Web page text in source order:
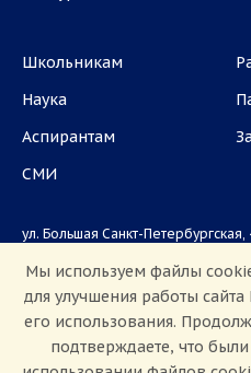
Школьникам
Наука
Аспирантам
СМИ
ул. Большая Санкт-Петербургская,
Приемная комиссия: +7(8162)33-
Мы используем файлы
для улучшения работы
его использования.
подтверждаете, что